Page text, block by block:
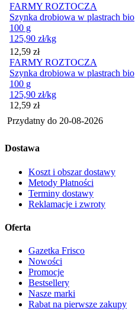
FARMY ROZTOCZA
Szynka drobiowa w plastrach bio
100 g
125,90 zł/kg
Cena
12,59 zł
FARMY ROZTOCZA
Szynka drobiowa w plastrach bio
100 g
125,90 zł/kg
Cena
12,59 zł
Przydatny do 20-08-2026
Dostawa
Koszt i obszar dostawy
Metody Płatności
Terminy dostawy
Reklamacje i zwroty
Oferta
Gazetka Frisco
Nowości
Promocje
Bestsellery
Nasze marki
Rabat na pierwsze zakupy